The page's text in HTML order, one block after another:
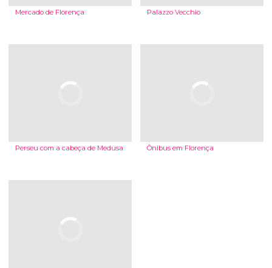
Mercado de Florença Palazzo Vecchio
Perseu com a cabeça de Medusa Ônibus em Florença